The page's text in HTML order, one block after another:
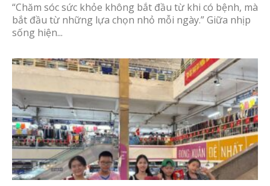
“Chăm sóc sức khỏe không bắt đầu từ khi có bệnh, mà
bắt đầu từ những lựa chọn nhỏ mỗi ngày.” Giữa nhịp
sống hiện...